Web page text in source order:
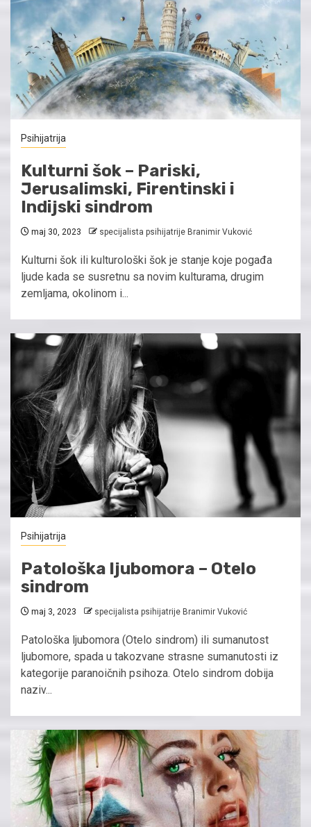
Psihijatrija
Kulturni šok – Pariski,
Jerusalimski, Firentinski i
Indijski sindrom
maj 30, 2023 specijalista psihijatrije Branimir Vuković
Kulturni šok ili kulturološki šok je stanje koje pogađa
ljude kada se susretnu sa novim kulturama, drugim
zemljama, okolinom i...
Psihijatrija
Patološka ljubomora – Otelo
sindrom
maj 3, 2023 specijalista psihijatrije Branimir Vuković
Patološka ljubomora (Otelo sindrom) ili sumanutost
ljubomore, spada u takozvane strasne sumanutosti iz
kategorije paranoičnih psihoza. Otelo sindrom dobija
naziv...